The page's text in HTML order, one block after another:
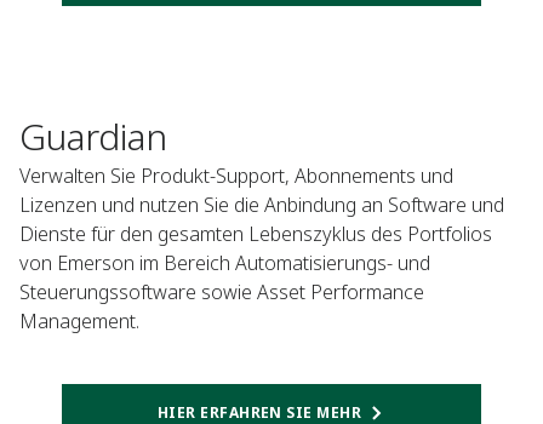
Guardian
Verwalten Sie Produkt-Support, Abonnements und
Lizenzen und nutzen Sie die Anbindung an Software und
Dienste für den gesamten Lebenszyklus des Portfolios
von Emerson im Bereich Automatisierungs- und
Steuerungssoftware sowie Asset Performance
Management.
HIER ERFAHREN SIE MEHR